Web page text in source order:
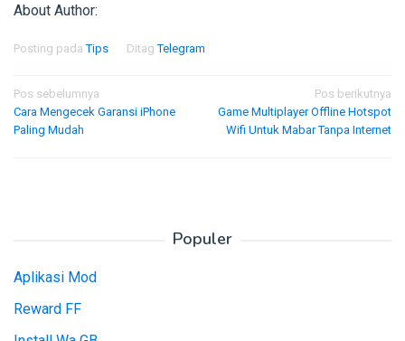
About Author:
Posting padaTips DitagTelegram
Navigasi
pos
Pos sebelumnya
Cara Mengecek Garansi iPhone
Paling Mudah
Pos berikutnya
Game Multiplayer Offline Hotspot
Wifi Untuk Mabar Tanpa Internet
Populer
Aplikasi Mod
Reward FF